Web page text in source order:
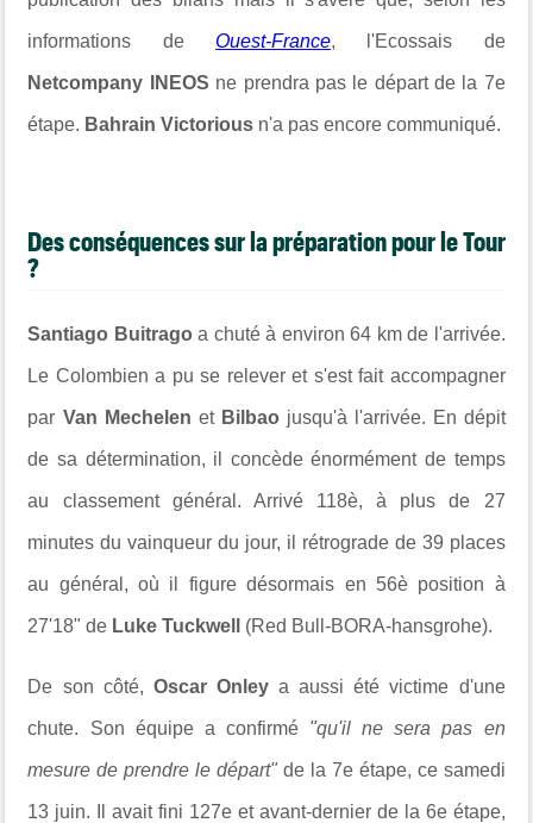
informations de Ouest-France, l'Ecossais de
Netcompany INEOS ne prendra pas le départ de la 7e
étape. Bahrain Victorious n'a pas encore communiqué.
Des conséquences sur la préparation pour le Tour
?
Santiago Buitragoa chuté à environ 64 km de l'arrivée.
Le Colombien a pu se relever et s'est fait accompagner
par Van Mechelen et Bilbao jusqu'à l'arrivée. En dépit
de sa détermination, il concède énormément de temps
au classement général. Arrivé 118è, à plus de 27
minutes du vainqueur du jour, il rétrograde de 39 places
au général, où il figure désormais en 56è position à
27'18" de Luke Tuckwell (Red Bull-BORA-hansgrohe).
De son côté, Oscar Onleya aussi été victime d'une
chute. Son équipe a confirmé "qu'il ne sera pas en
mesure de prendre le départ" de la 7e étape, ce samedi
13 juin. Il avait fini 127e et avant-dernier de la 6e étape,